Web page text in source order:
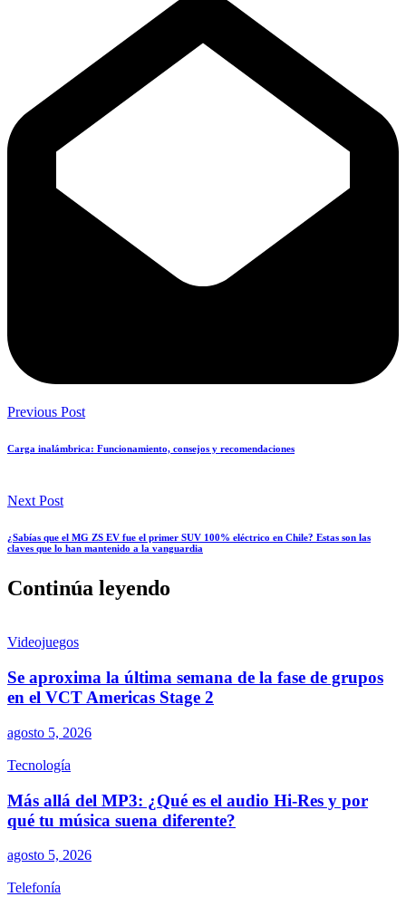
Previous Post
Carga inalámbrica: Funcionamiento, consejos y recomendaciones
Next Post
¿Sabías que el MG ZS EV fue el primer SUV 100% eléctrico en Chile? Estas son las
claves que lo han mantenido a la vanguardia
Continúa leyendo
Videojuegos
Se aproxima la última semana de la fase de grupos
en el VCT Americas Stage 2
agosto 5, 2026
Tecnología
Más allá del MP3: ¿Qué es el audio Hi-Res y por
qué tu música suena diferente?
agosto 5, 2026
Telefonía